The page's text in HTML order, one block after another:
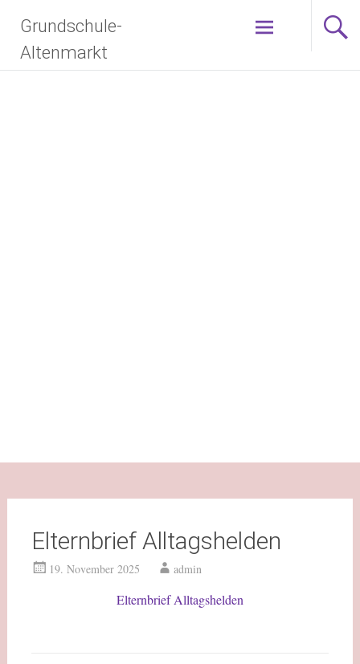
Grundschule-
Altenmarkt
Elternbrief Alltagshelden
19. November 2025 admin
Elternbrief Alltagshelden